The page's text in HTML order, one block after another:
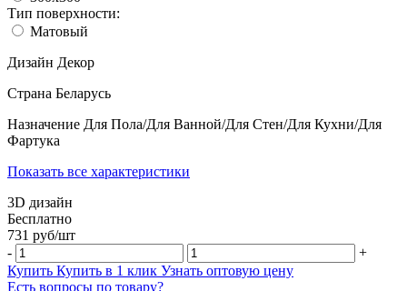
Тип поверхности:
Матовый
Дизайн Декор
Страна Беларусь
Назначение Для Пола/Для Ванной/Для Стен/Для Кухни/Для
Фартука
Показать все характеристики
3D дизайн
Бесплатно
731 руб/шт
-
+
Купить Купить в 1 клик Узнать оптовую цену
Есть вопросы по товару?